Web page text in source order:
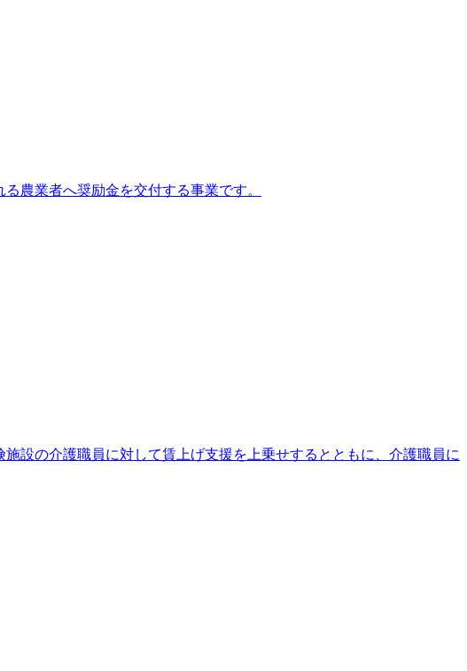
農業者へ奨励金を交付する事業です。
設の介護職員に対して賃上げ支援を上乗せするとともに、介護職員に